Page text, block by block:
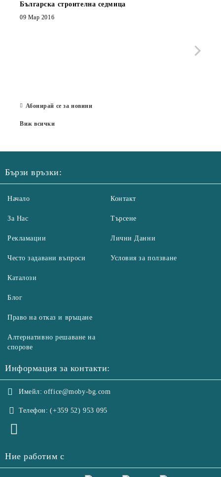
Българска строителна седмица
09 Мар 2016
Абонирай се за новини
Виж всички
Бързи връзки:
Начало
За Нас
Рекламации
Често задавани въпроси
Контакт
Търсене
Лични Данни
Условия за ползване
Каталози
Блог
Право на отказ и връщане
Алтернативно решаване на
спорове
Информация за контакти:
Имейл: office@moby-bg.com
Телефон: (+359 52) 953 095
Ние работим с